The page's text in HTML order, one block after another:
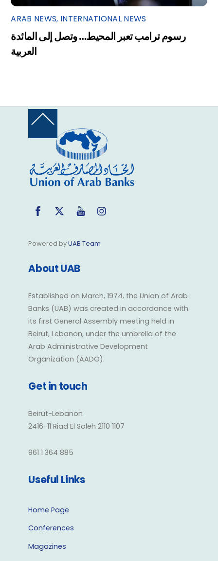
ARAB NEWS, INTERNATIONAL NEWS
رسوم ترامب تعبر المحيط… وتصل إلى المائدة
العربية
Back
Top
FacebookTwitter YouTube
Powered byUAB Team
About UAB
Established on March, 1974, the Union of Arab
Banks (UAB) was created in accordance with
its first General Assembly meeting held in
Beirut, Lebanon, under the umbrella of the
Arab Administrative Development
Organization (AADO).
Get in touch
Beirut-Lebanon
2416-11 Riad El Soleh 2110 1107
961 1 364 885
Useful Links
Home Page
Conferences
Magazines